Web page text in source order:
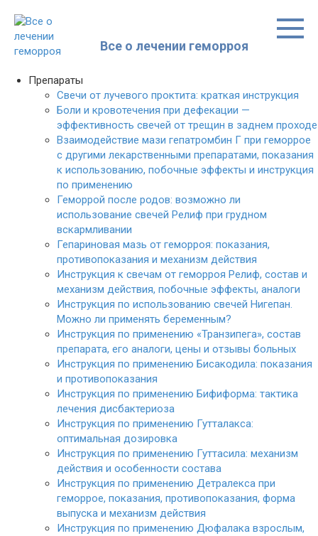
контенту
Все о лечении геморроя
Препараты
Cвечи от лучевого проктита: краткая инструкция
Боли и кровотечения при дефекации —
эффективность свечей от трещин в заднем проходе
Взаимодействие мази гепатромбин Г при геморрое
с другими лекарственными препаратами, показания
к использованию, побочные эффекты и инструкция
по применению
Геморрой после родов: возможно ли
использование свечей Релиф при грудном
вскармливании
Гепариновая мазь от геморроя: показания,
противопоказания и механизм действия
Инструкция к свечам от геморроя Релиф, состав и
механизм действия, побочные эффекты, аналоги
Инструкция по использованию свечей Нигепан.
Можно ли применять беременным?
Инструкция по применению «Транзипега», состав
препарата, его аналоги, цены и отзывы больных
Инструкция по применению Бисакодила: показания
и противопоказания
Инструкция по применению Бифиформа: тактика
лечения дисбактериоза
Инструкция по применению Гутталакса:
оптимальная дозировка
Инструкция по применению Гуттасила: механизм
действия и особенности состава
Инструкция по применению Детралекса при
геморрое, показания, противопоказания, форма
выпуска и механизм действия
Инструкция по применению Дюфалака взрослым,